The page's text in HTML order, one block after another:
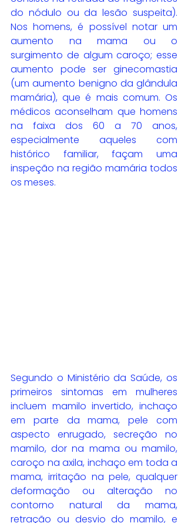
do nódulo ou da lesão suspeita).
Nos homens, é possível notar um
aumento na mama ou o
surgimento de algum caroço; esse
aumento pode ser ginecomastia
(um aumento benigno da glândula
mamária), que é mais comum. Os
médicos aconselham que homens
na faixa dos 60 a 70 anos,
especialmente aqueles com
histórico familiar, façam uma
inspeção na região mamária todos
os meses.
Segundo o Ministério da Saúde, os
primeiros sintomas em mulheres
incluem mamilo invertido, inchaço
em parte da mama, pele com
aspecto enrugado, secreção no
mamilo, dor na mama ou mamilo,
caroço na axila, inchaço em toda a
mama, irritação na pele, qualquer
deformação ou alteração no
contorno natural da mama,
retração ou desvio do mamilo, e